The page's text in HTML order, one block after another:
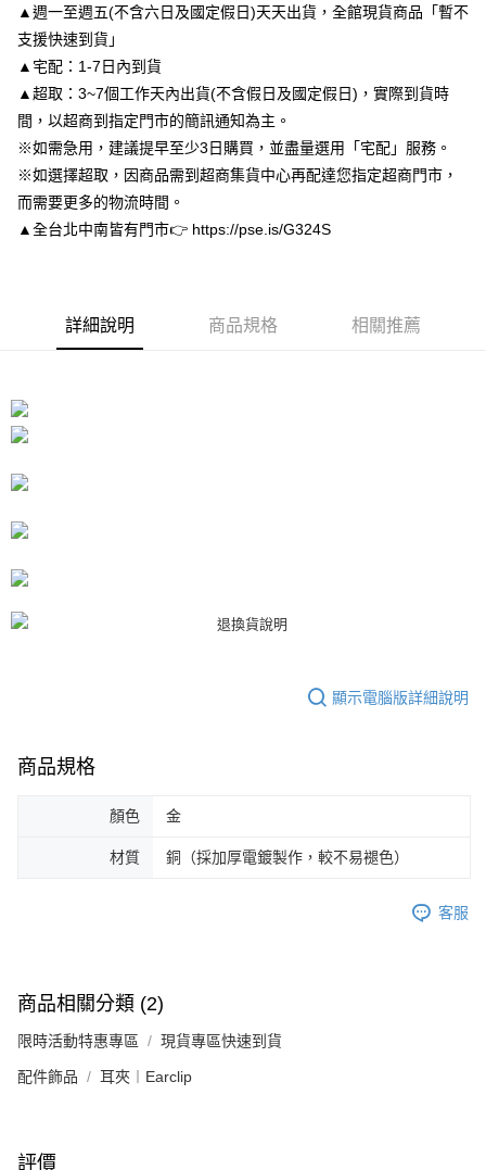
台灣樂天信用卡公司
【關於「AFTEE先享後付」】
AFTEE先享後付是「在收到商品之後才付款」的支付方式。 讓您購物簡單
便利好安心！
１．簡單：不需註冊會員、不需綁卡、不需儲值。
２．便利：只要手機號碼，簡訊認證，即可結帳。
３．安心：先確認商品／服務後，再付款。
１．於結帳方式選擇「AFTEE先享後付」後，將跳轉至「AFTEE先享後付」
結帳頁面，進行簡訊認證並確認金額後，即可完成結帳。
購買商品的店家。未經商家同意取消之訂單仍視為有效，需透過AFTEE先享
後付繳納相關費用。
客戶支援中心」
【注意事項】
易，需依本服務之必要範圍內提供個人資料，並將交易相關給付款項請求債
https://aftee.tw/terms/#terms3
「AFTEE先享後付」，若未經同意申辦者引起之損失，本公司不負相關責
４．使用「AFTEE先享後付」時，將依據個別帳號之用戶狀況，依本公司即
恩沛科技股份有限公司將有權停止該用戶之使用額度並採取法律行動。
ATM付款
運送方式
付款後全家取貨
每筆NT$80，滿NT$3,000(含以上)免運費
付款後7-11取貨
每筆NT$80，滿NT$3,000(含以上)免運費
海外宅配
▲週一至週五(不含六日及國定假日)天天出貨，全館現貨商品「暫不
支援快速到貨」
▲宅配：1-7日內到貨
▲超取：3~7個工作天內出貨(不含假日及國定假日)，實際到貨時
間，以超商到指定門市的簡訊通知為主。
※如需急用，建議提早至少3日購買，並盡量選用「宅配」服務。
※如選擇超取，因商品需到超商集貨中心再配達您指定超商門市，
而需要更多的物流時間。
▲全台北中南皆有門市👉 https://pse.is/G324S
詳細說明 商品規格 相關推薦
顯示電腦版詳細說明
商品規格
顏色 金
材質 銅（採加厚電鍍製作，較不易褪色）
客服
商品相關分類 (2)
限時活動特惠專區 現貨專區快速到貨
配件飾品 耳夾︱Earclip
評價